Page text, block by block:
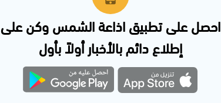
احصل على تطبيق اذاعة الشمس وكن على
إطلاع دائم بالأخبار أولاً بأول